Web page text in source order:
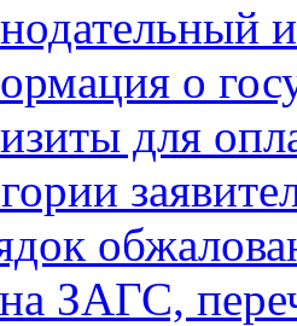
о
для
ЗАГС,